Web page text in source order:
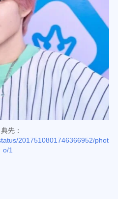
先：
2017510801746366952/phot
o/1